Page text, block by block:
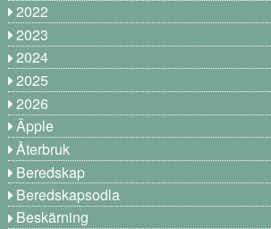
2022
2023
2024
2025
2026
Äpple
Återbruk
Beredskap
Beredskapsodla
Beskärning